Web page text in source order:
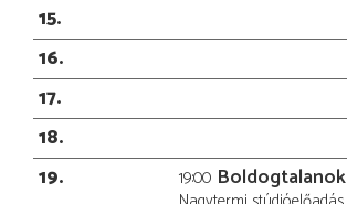
15
16
17
18
19
19:00 Boldogtalanok